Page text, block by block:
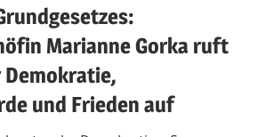
Marianne Gorka ruft
und Frieden auf